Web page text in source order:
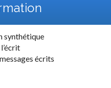
synthétique
écrits